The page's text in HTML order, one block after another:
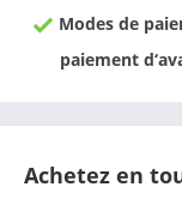
Modes de
paiement
Achetez en